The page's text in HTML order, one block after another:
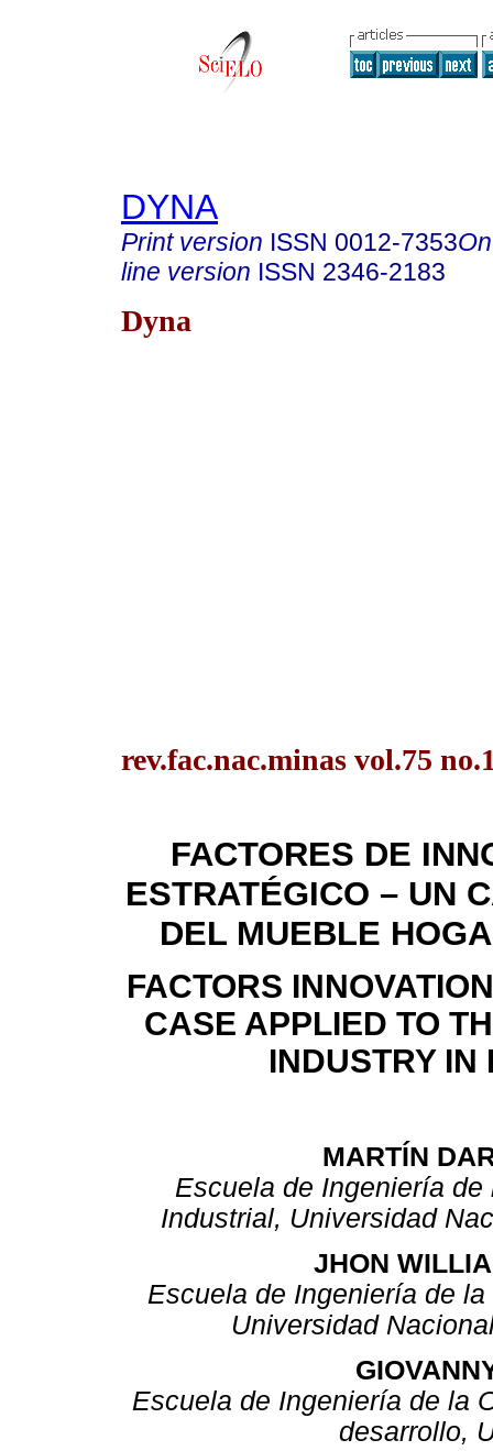
DYNA
Print version ISSN 0012-7353
line version ISSN 2346-2183
Dyna
rev.fac.nac.minas vol.75
FACTORES DE
ESTRATÉGICO – UN
DEL MUEBLE
FACTORS
CASE APPLIED TO
INDUSTRY IN
MARTÍN
Escuela de Ingeniería
Industrial, Universidad
JHON
Escuela de Ingeniería de
Universidad
Escuela de Ingeniería de la
desarrollo,